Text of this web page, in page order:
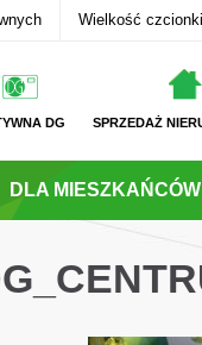
Wielkość czcionki
DG SPRZEDAŻ
DLA MIESZKAŃCÓW